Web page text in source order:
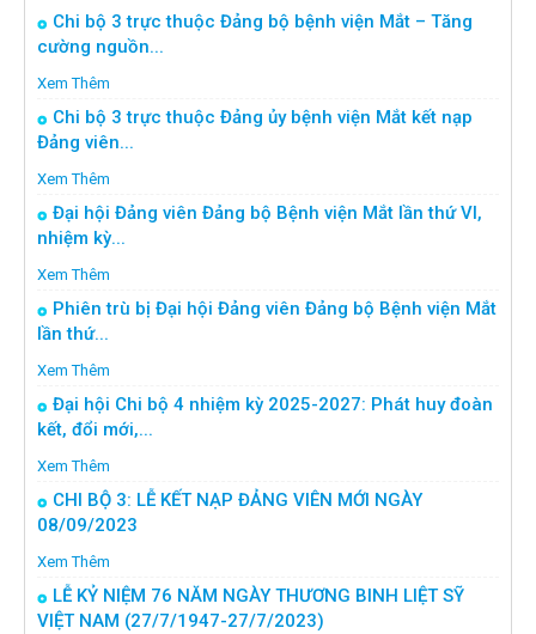
Chi bộ 3 trực thuộc Đảng bộ bệnh viện Mắt – Tăng
cường nguồn...
Xem Thêm
Chi bộ 3 trực thuộc Đảng ủy bệnh viện Mắt kết nạp
Đảng viên...
Xem Thêm
Đại hội Đảng viên Đảng bộ Bệnh viện Mắt lần thứ VI,
nhiệm kỳ...
Xem Thêm
Phiên trù bị Đại hội Đảng viên Đảng bộ Bệnh viện Mắt
lần thứ...
Xem Thêm
Đại hội Chi bộ 4 nhiệm kỳ 2025-2027: Phát huy đoàn
kết, đổi mới,...
Xem Thêm
CHI BỘ 3: LỄ KẾT NẠP ĐẢNG VIÊN MỚI NGÀY
08/09/2023
Xem Thêm
LỄ KỶ NIỆM 76 NĂM NGÀY THƯƠNG BINH LIỆT SỸ
VIỆT NAM (27/7/1947-27/7/2023)